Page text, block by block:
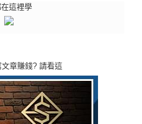
這裡學
章賺錢? 請看這